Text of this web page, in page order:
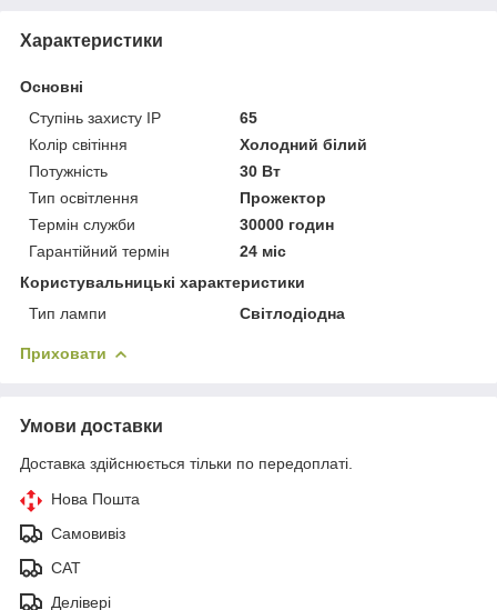
Характеристики
Основні
Ступінь захисту IP
65
Колір світіння
Холодний білий
Потужність
30 Вт
Тип освітлення
Прожектор
Термін служби
30000 годин
Гарантійний термін
24 міс
Користувальницькі характеристики
Тип лампи
Світлодіодна
Приховати
Умови доставки
Доставка здійснюється тільки по передоплаті.
Нова Пошта
Самовивіз
САТ
Делівері